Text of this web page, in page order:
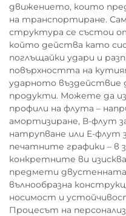
движението, които
на транспортиране.
структура се състои
който действа като
поглъщайки удари и
повърхността на
ударното
продукти. Можете да
профили на флута –
амортизиране, В-флут
натрупване или Е-флут
печатните графики – в
конкретните ви
предмети
вълнообразна
носимост и
Процесът на